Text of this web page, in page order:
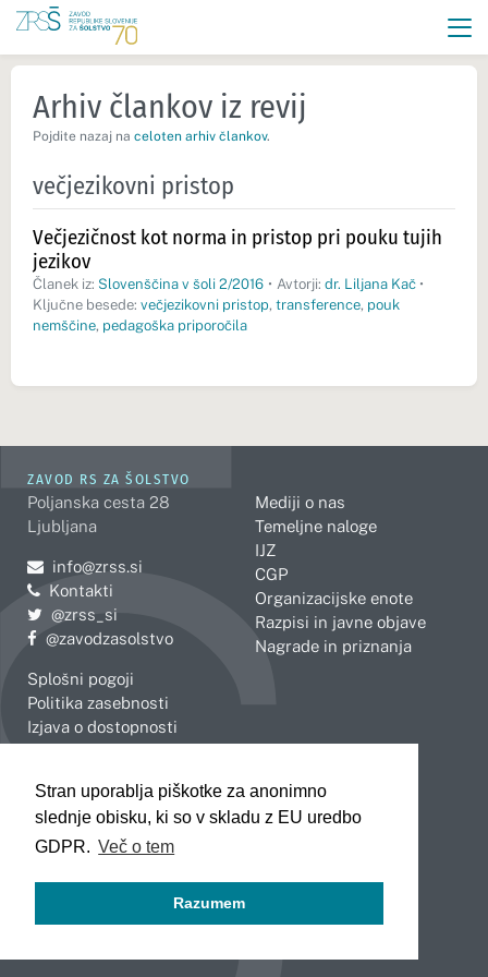
Stran uporablja piškotke za anonimno
slednje obisku, ki so v skladu z EU uredbo
GDPR. Več o tem
Razumem
Arhiv člankov iz revij
Pojdite nazaj na celoten arhiv člankov.
večjezikovni pristop
Večjezičnost kot norma in pristop pri pouku tujih
jezikov
Članek iz: Slovenščina v šoli 2/2016 • Avtorji: dr. Liljana Kač •
Ključne besede: večjezikovni pristop, transference, pouk
nemščine, pedagoška priporočila
ZAVOD RS ZA ŠOLSTVO
Poljanska cesta 28
Ljubljana
Pošljite e-mail na
info@zrss.si
Kontakti
Pojdite na Twitter:
@zrss_si
Pojdite na Facebook:
@zavodzasolstvo
Splošni pogoji
Politika zasebnosti
Izjava o dostopnosti
Mediji o nas
Temeljne naloge
IJZ
CGP
Organizacijske enote
Razpisi in javne objave
Nagrade in priznanja
Celje
Koper
Kranj
Novo mesto
Slovenj Gradec